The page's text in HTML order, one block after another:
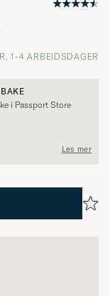
1-4 ARBEIDSDAGER
i Passport Store
Les mer